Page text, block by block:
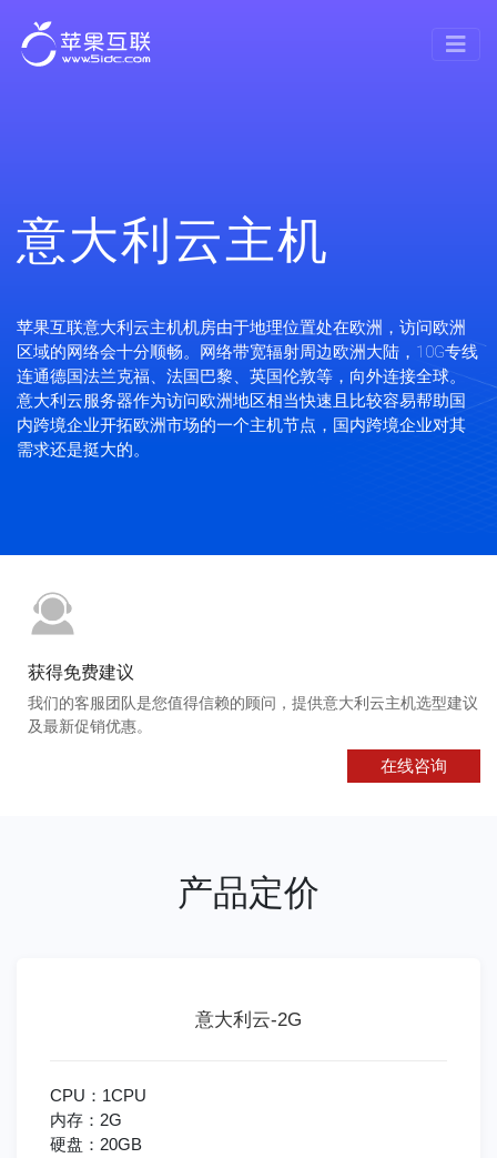
意大利云主机
苹果互联意大利云主机机房由于地理位置处在欧洲，访问欧洲
区域的网络会十分顺畅。网络带宽辐射周边欧洲大陆，10G专线
连通德国法兰克福、法国巴黎、英国伦敦等，向外连接全球。
意大利云服务器作为访问欧洲地区相当快速且比较容易帮助国
内跨境企业开拓欧洲市场的一个主机节点，国内跨境企业对其
需求还是挺大的。
获得免费建议
我们的客服团队是您值得信赖的顾问，提供意大利云主机选型建议
及最新促销优惠。
在线咨询
产品定价
意大利云-2G
CPU：1CPU
内存：2G
硬盘：20GB